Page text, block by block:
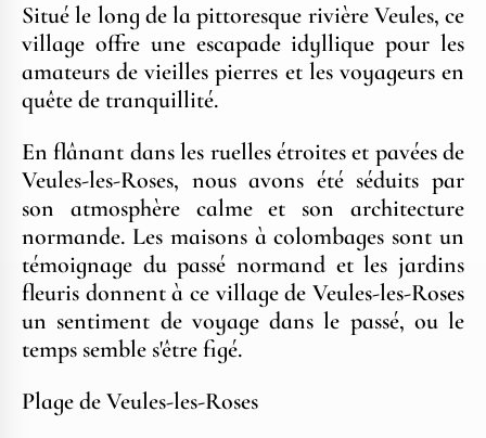
Situé le long de la pittoresque rivière Veules, ce
village offre une escapade idyllique pour les
amateurs de vieilles pierres et les voyageurs en
quête de tranquillité.
En flânant dans les ruelles étroites et pavées de
Veules-les-Roses, nous avons été séduits par
son atmosphère calme et son architecture
normande. Les maisons à colombages sont un
témoignage du passé normand et les jardins
fleuris donnent à ce village de Veules-les-Roses
un sentiment de voyage dans le passé, ou le
temps semble s'être figé.
Plage de Veules-les-Roses